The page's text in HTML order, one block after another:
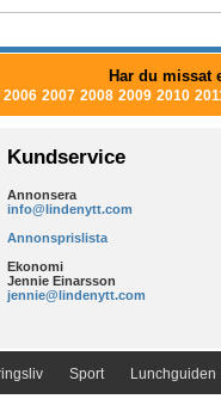
Har du missat
2006 2007 2008 2009 2010
Kundservice
Annonsera
info@lindenytt.com
Annonsprislista
Ekonomi
Jennie Einarsson
jennie@lindenytt.com
Sport Lunchguiden